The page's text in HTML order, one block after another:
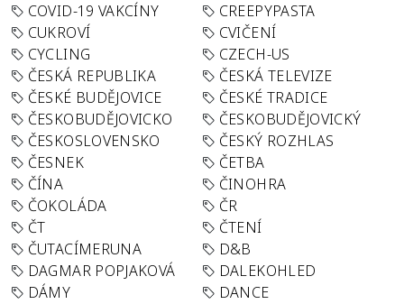
COVID-19 VAKCÍNY
CREEPYPASTA
CUKROVÍ
CVIČENÍ
CYCLING
CZECH-US
ČESKÁ REPUBLIKA
ČESKÁ TELEVIZE
ČESKÉ BUDĚJOVICE
ČESKÉ TRADICE
ČESKOBUDĚJOVICKO
ČESKOBUDĚJOVICKÝ
ČESKOSLOVENSKO
ČESKÝ ROZHLAS
ČESNEK
ČETBA
ČÍNA
ČINOHRA
ČOKOLÁDA
ČR
ČT
ČTENÍ
ČUTACÍMERUNA
D&B
DAGMAR POPJAKOVÁ
DALEKOHLED
DÁMY
DANCE